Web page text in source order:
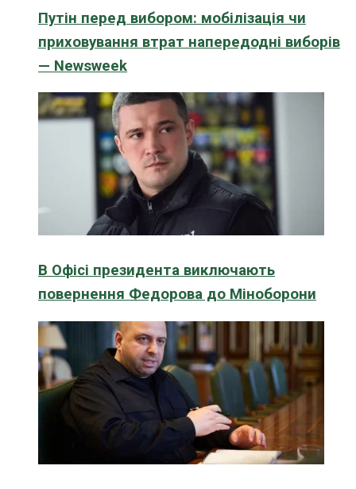
Путін перед вибором: мобілізація чи
приховування втрат напередодні виборів
— Newsweek
В Офісі президента виключають
повернення Федорова до Міноборони